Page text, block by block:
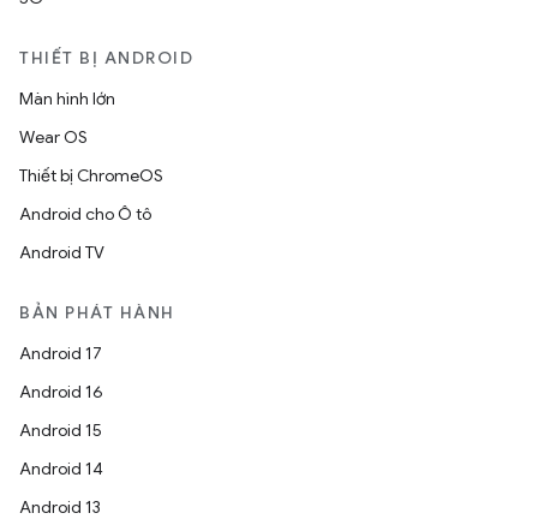
THIẾT BỊ ANDROID
Màn hình lớn
Wear OS
Thiết bị ChromeOS
Android cho Ô tô
Android TV
BẢN PHÁT HÀNH
Android 17
Android 16
Android 15
Android 14
Android 13